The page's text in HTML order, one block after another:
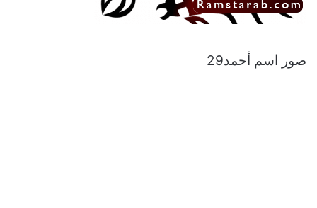
صور اسم أحمد29